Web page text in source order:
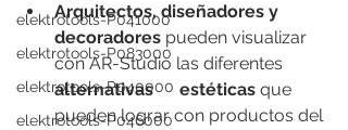
elektrotools-P041000
elektrotools-P083000
elektrotools-P040000
elektrotools-P046000
Arquitectos, diseñadores y
decoradores pueden visualizar
con AR-Studio las diferentes
alternativas      estéticas que
pueden lograr con productos del